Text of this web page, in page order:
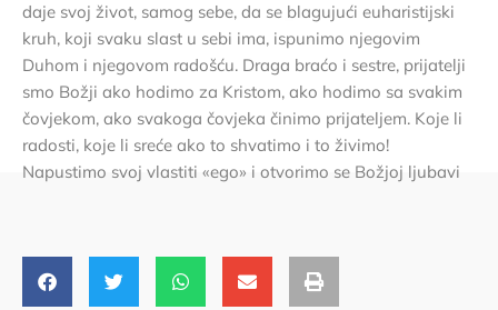
daje svoj život, samog sebe, da se blagujući euharistijski
kruh, koji svaku slast u sebi ima, ispunimo njegovim
Duhom i njegovom radošću. Draga braćo i sestre, prijatelji
smo Božji ako hodimo za Kristom, ako hodimo sa svakim
čovjekom, ako svakoga čovjeka činimo prijateljem. Koje li
radosti, koje li sreće ako to shvatimo i to živimo!
Napustimo svoj vlastiti «ego» i otvorimo se Božjoj ljubavi